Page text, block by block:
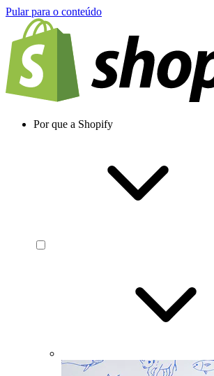
Pular para o conteúdo
Por que a Shopify